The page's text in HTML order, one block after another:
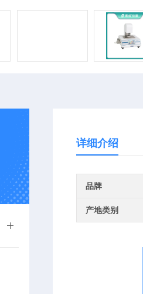
详细介绍
品牌
产地类别